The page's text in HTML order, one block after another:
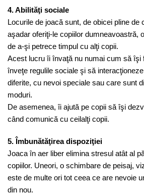
4. Abilităţi sociale
Locurile de joacă sunt, de obicei pline de
aşadar oferiţi-le copiilor dumneavoastră,
de a-şi petrece timpul cu alţi copii.
Acest lucru îi învaţă nu numai cum să îşi
înveţe regulile sociale şi să
diferite, cu nevoi speciale sau care sunt
moduri.
De asemenea, îi ajută pe copii să îşi
când comunică cu ceilalţi copii.
5. Îmbunătăţirea dispoziţiei
Joaca în aer liber elimina stresul atât al
copiilor. Uneori, o schimbare de peisaj,
este de multe ori tot ceea ce are nevoie
din nou.